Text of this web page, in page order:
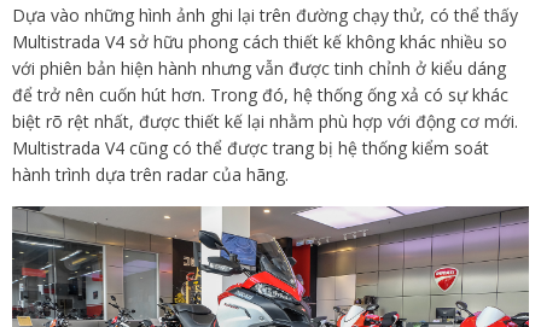
Dựa vào những hình ảnh ghi lại trên đường chạy thử, có thể thấy
Multistrada V4 sở hữu phong cách thiết kế không khác nhiều so
với phiên bản hiện hành nhưng vẫn được tinh chỉnh ở kiểu dáng
để trở nên cuốn hút hơn. Trong đó, hệ thống ống xả có sự khác
biệt rõ rệt nhất, được thiết kế lại nhằm phù hợp với động cơ mới.
Multistrada V4 cũng có thể được trang bị hệ thống kiểm soát
hành trình dựa trên radar của hãng.